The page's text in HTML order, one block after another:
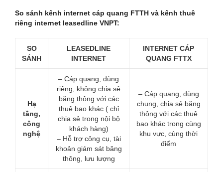
So sánh kênh internet cáp quang FTTH và kênh thuê
riêng internet leasedline VNPT:
SO
SÁNH
LEASEDLINE
INTERNET
INTERNET CÁP
QUANG FTTX
Hạ
tầng,
công
nghệ
– Cáp quang, dùng
riêng, không chia sẻ
băng thông với các
thuê bao khác ( chỉ
chia sẻ trong nội bộ
khách hàng)
– Hỗ trợ công cụ, tài
khoản giám sát băng
thông, lưu lượng
– Cáp quang, dùng
chung, chia sẻ băng
thông với các thuê
bao khác trong cùng
khu vực, cùng thời
điểm